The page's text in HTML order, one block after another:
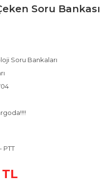
Soru Bankası
Soru Bankaları
PTT